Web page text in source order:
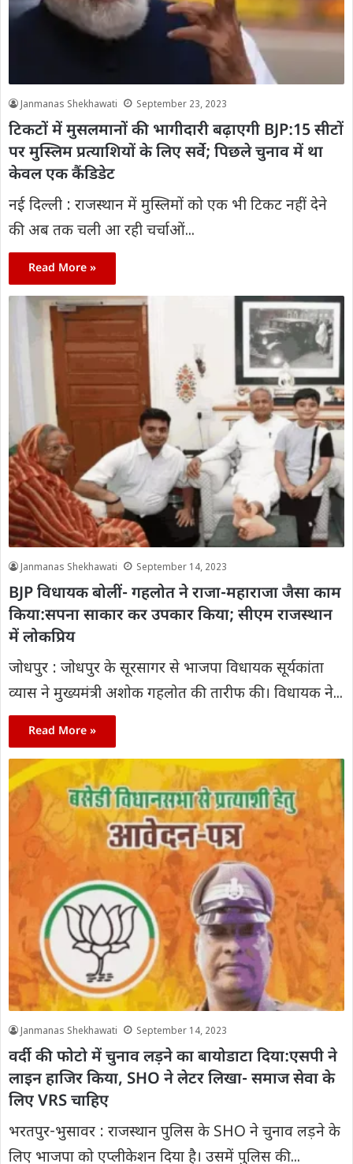
Janmanas Shekhawati September 23, 2023
टिकटों में मुसलमानों की भागीदारी बढ़ाएगी BJP:15 सीटों
पर मुस्लिम प्रत्याशियों के लिए सर्वे; पिछले चुनाव में था
केवल एक कैंडिडेट
नई दिल्ली : राजस्थान में मुस्लिमों को एक भी टिकट नहीं देने
की अब तक चली आ रही चर्चाओं...
Read More »
Janmanas Shekhawati September 14, 2023
BJP विधायक बोलीं- गहलोत ने राजा-महाराजा जैसा काम
किया:सपना साकार कर उपकार किया; सीएम राजस्थान
में लोकप्रिय
जोधपुर : जोधपुर के सूरसागर से भाजपा विधायक सूर्यकांता
व्यास ने मुख्यमंत्री अशोक गहलोत की तारीफ की। विधायक ने...
Read More »
Janmanas Shekhawati September 14, 2023
वर्दी की फोटो में चुनाव लड़ने का बायोडाटा दिया:एसपी ने
लाइन हाजिर किया, SHO ने लेटर लिखा- समाज सेवा के
लिए VRS चाहिए
भरतपुर-भुसावर : राजस्थान पुलिस के SHO ने चुनाव लड़ने के
लिए भाजपा को एप्लीकेशन दिया है। उसमें पुलिस की...